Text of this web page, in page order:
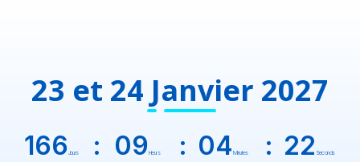
23 et 24 Janvier 2027
166 Jours 09Heurs 04Minutes 20 Seconds